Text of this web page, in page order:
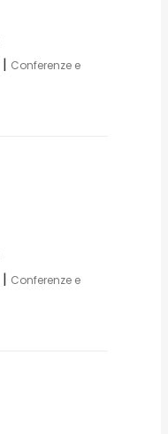
| Conferenze e
| Conferenze e